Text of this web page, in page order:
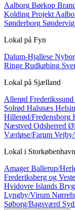
Aalborg Børkop
Kolding Projekt
Sønderborg Søndervig
Lokal på Fyn
Dalum-Hjallese
Ringe Rudkøbing
Lokal på Sjælland
Allerød Frederikssund
Solrød Halsnæs
Hillerød/Fredensborg
Næstved Odsherred
Værløse/Farum
Lokal i Storkøbenhavn
AmagerBallerup/
Frederiksberg og
Hvidovre Islands
Lyngby/Virum
Søborg/Bagsværd